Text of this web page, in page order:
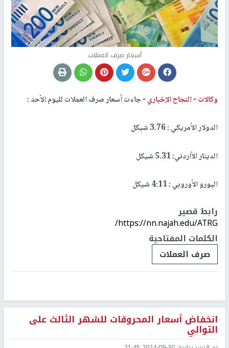
أسعار صرف العملات
وكالات -النجاح الإخباري -جاءت أسعار صرف العملات لليوم الأحد :
الدولار الأمريكي : 3.76 شيكل
الدينار الأاردني: 5.31 شيكل
اليورو الأوروبي : 4:11 شيكل
رابط قصير
https://nn.najah.edu/ATRG/
الكلمات المفتاحية
صرف العملات
انخفاض أسعار المحروقات للشهر الثالث على
التوالي